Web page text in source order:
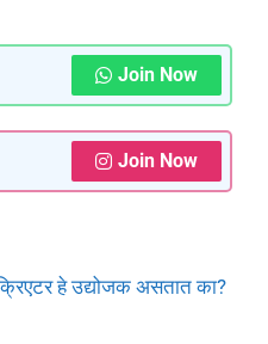
Join Now
Join Now
हे उद्योजक असतात का?